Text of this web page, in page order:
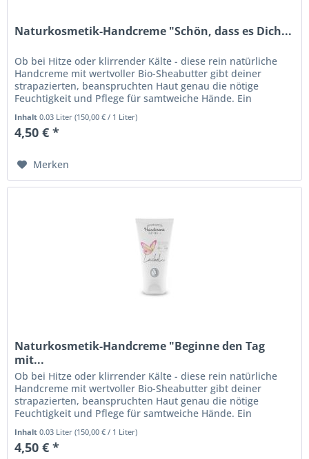
Naturkosmetik-Handcreme "Schön, dass es Dich...
Ob bei Hitze oder klirrender Kälte - diese rein natürliche
Handcreme mit wertvoller Bio-Sheabutter gibt deiner
strapazierten, beanspruchten Haut genau die nötige
Feuchtigkeit und Pflege für samtweiche Hände. Ein
pflegendes Geschenk -...
Inhalt0.03 Liter(150,00 € / 1 Liter)
4,50 € *
Merken
Naturkosmetik-Handcreme "Beginne den Tag
mit...
Ob bei Hitze oder klirrender Kälte - diese rein natürliche
Handcreme mit wertvoller Bio-Sheabutter gibt deiner
strapazierten, beanspruchten Haut genau die nötige
Feuchtigkeit und Pflege für samtweiche Hände. Ein
pflegendes Geschenk -...
Inhalt0.03 Liter(150,00 € / 1 Liter)
4,50 € *